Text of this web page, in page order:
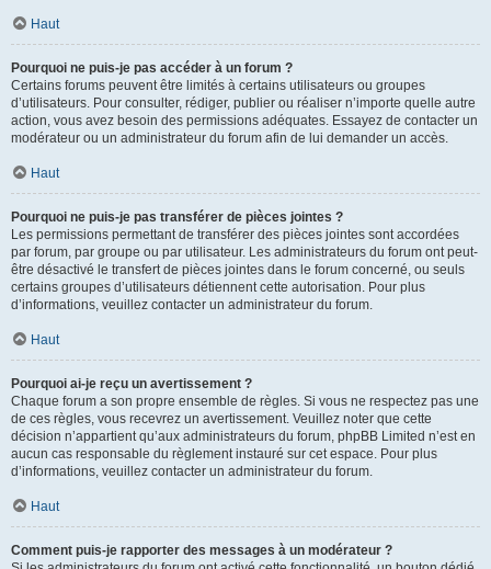
Haut
Pourquoi ne puis-je pas accéder à un forum ?
Certains forums peuvent être limités à certains utilisateurs ou groupes
d’utilisateurs. Pour consulter, rédiger, publier ou réaliser n’importe quelle autre
action, vous avez besoin des permissions adéquates. Essayez de contacter un
modérateur ou un administrateur du forum afin de lui demander un accès.
Haut
Pourquoi ne puis-je pas transférer de pièces jointes ?
Les permissions permettant de transférer des pièces jointes sont accordées
par forum, par groupe ou par utilisateur. Les administrateurs du forum ont peut-
être désactivé le transfert de pièces jointes dans le forum concerné, ou seuls
certains groupes d’utilisateurs détiennent cette autorisation. Pour plus
d’informations, veuillez contacter un administrateur du forum.
Haut
Pourquoi ai-je reçu un avertissement ?
Chaque forum a son propre ensemble de règles. Si vous ne respectez pas une
de ces règles, vous recevrez un avertissement. Veuillez noter que cette
décision n’appartient qu’aux administrateurs du forum, phpBB Limited n’est en
aucun cas responsable du règlement instauré sur cet espace. Pour plus
d’informations, veuillez contacter un administrateur du forum.
Haut
Comment puis-je rapporter des messages à un modérateur ?